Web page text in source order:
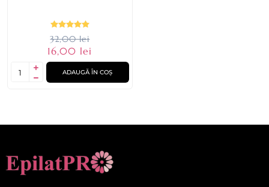
32,00 lei
16,00 lei
ADAUGĂ ÎN COȘ